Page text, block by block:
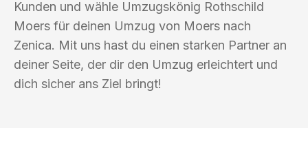
Kunden und wähle Umzugskönig Rothschild
Moers für deinen Umzug von Moers nach
Zenica. Mit uns hast du einen starken Partner an
deiner Seite, der dir den Umzug erleichtert und
dich sicher ans Ziel bringt!